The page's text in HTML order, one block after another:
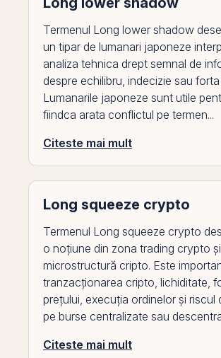
Termenul Long lower shadow
un tipar de lumanari japoneze
analiza tehnica drept semnal de
despre echilibru, indecizie sau forta
Lumanarile japoneze sunt utile
fiindca arata conflictul pe termen...
Citeste mai mult
Long squeeze crypto
Termenul Long squeeze crypto
o noțiune din zona trading crypto și
microstructură cripto. Este
tranzacționarea cripto, lichiditate,
prețului, execuția ordinelor și riscul
pe burse centralizate sau
Citeste mai mult